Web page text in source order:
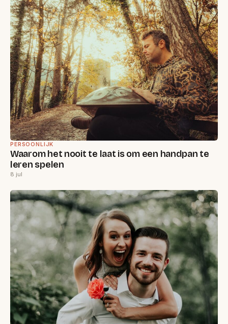
PERSOONLIJK
Waarom het nooit te laat is om een handpan te
leren spelen
8 jul